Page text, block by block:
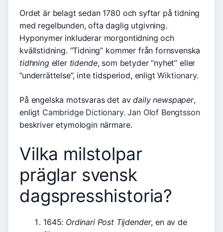
Ordet är belagt sedan 1780 och syftar på tidning
med regelbunden, ofta daglig utgivning.
Hyponymer inkluderar morgontidning och
kvällstidning. ”Tidning” kommer från fornsvenska
tidhningeller tidende, som betyder ”nyhet” eller
”underrättelse”, inte tidsperiod, enligtWiktionary.
På engelska motsvaras det avdaily newspaper,
enligt Cambridge Dictionary.Jan Olof Bengtsson
beskriver etymologin närmare.
Vilka milstolpar
präglar svensk
dagspresshistoria?
1645: Ordinari Post Tijdender, en av de